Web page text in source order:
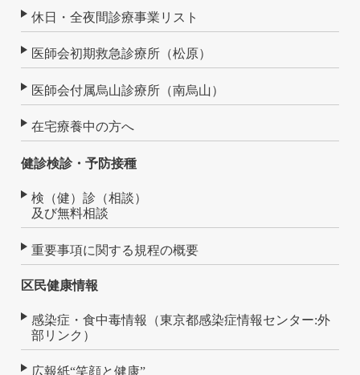
休日・全夜間診療事業リスト
医師会初期救急診療所（松原）
医師会付属烏山診療所（南烏山）
在宅療養中の方へ
健診検診・予防接種
検（健）診（相談）
及び無料相談
重要事項に関する規程の概要
区民健康情報
感染症・食中毒情報（東京都感染症情報センター:外
部リンク）
広報紙“笑顔と健康”